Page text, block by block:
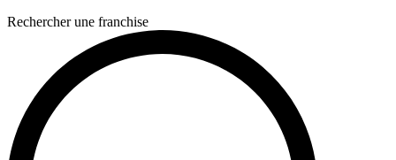
Rechercher une franchise